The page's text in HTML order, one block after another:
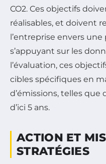
CO2. Ces objectifs
réalisables, et doivent
l’entreprise envers
s’appuyant sur les
l’évaluation, ces
cibles spécifiques en
d’émissions, telles que
d’ici 5 ans.
ACTION ET
STRATÉGIES